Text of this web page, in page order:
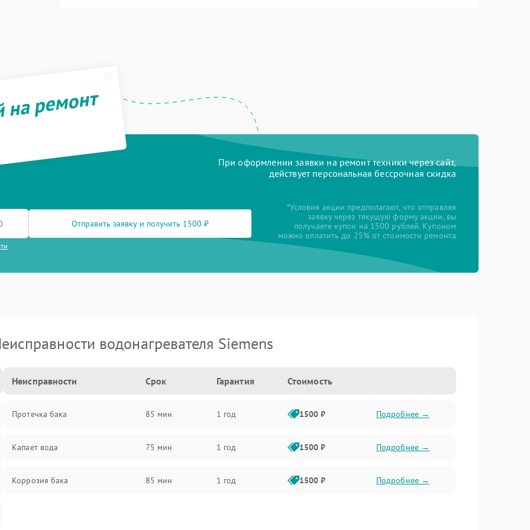
ремонт
При оформлении заявки на ремонт техники через сайт,
действует персональная бессрочная скидка
Отправить заявку и получить 1500 ₽
*Условия акции предполагают, что отправляя
заявку через текущую форму акции, вы
получаете купон на 1500 рублей. Купоном
можно оплатить до 25% от стоимости ремонта
водонагревателя Siemens
Неисправности Срок Гарантия Стоимость
Протечка бака 85 мин 1 год 1500 ₽ Подробнее →
Капает вода 75 мин 1 год 1500 ₽ Подробнее →
Коррозия бака 85 мин 1 год 1500 ₽ Подробнее →